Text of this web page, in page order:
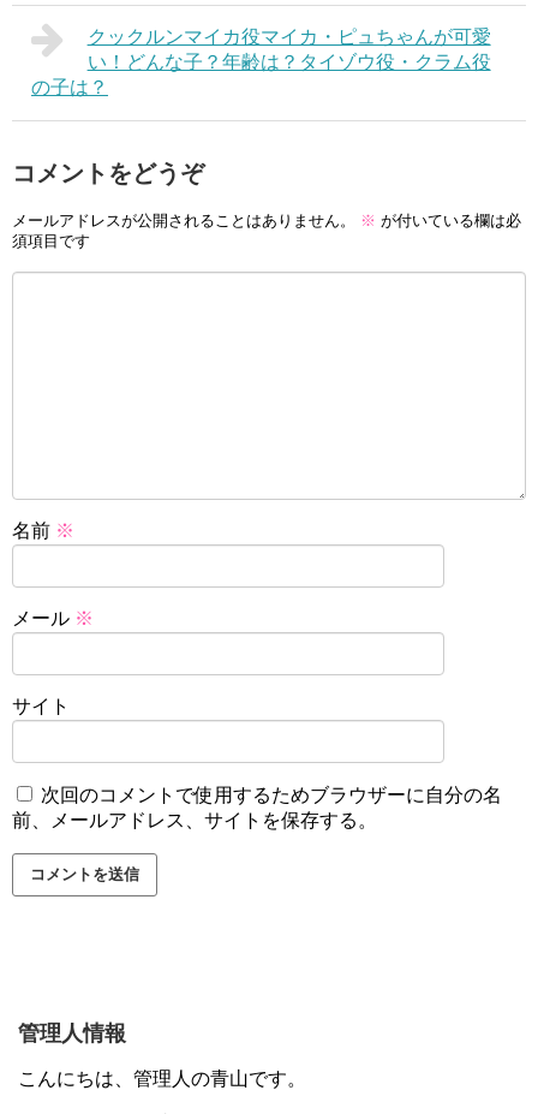
クックルンマイカ役マイカ・ピュちゃんが可愛
い！どんな子？年齢は？タイゾウ役・クラム役
の子は？
コメントをどうぞ
メールアドレスが公開されることはありません。 ※ が付いている欄は必
須項目です
名前 ※
メール ※
サイト
次回のコメントで使用するためブラウザーに自分の名
前、メールアドレス、サイトを保存する。
管理人情報
こんにちは、管理人の青山です。